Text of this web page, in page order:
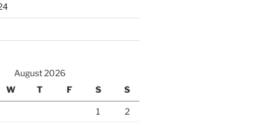
August 2026
W T F S S
1
2